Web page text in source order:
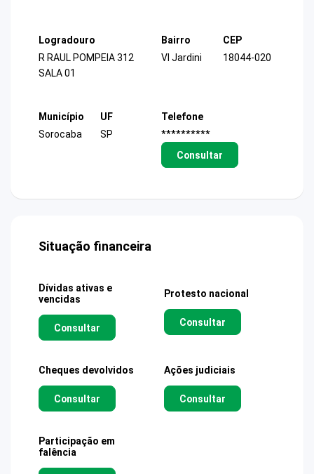
Logradouro
R RAUL POMPEIA 312
SALA 01
Bairro
Vl Jardini
CEP
18044-020
Município
Sorocaba
UF
SP
Telefone
**********
Consultar
Situação financeira
Dívidas ativas e
vencidas
Consultar
Protesto nacional
Consultar
Cheques devolvidos
Consultar
Ações judiciais
Consultar
Participação em
falência